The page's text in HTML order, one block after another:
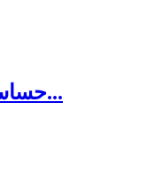
حساس - حساس فليكس 4.5 إنش...